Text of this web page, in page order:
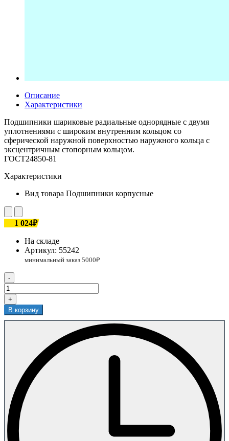
Описание
Характеристики
Подшипники шариковые радиальные однорядные с двумя
уплотнениями с широким внутренним кольцом со
сферической наружной поверхностью наружного кольца с
эксцентричным стопорным кольцом.
ГОСТ24850-81
Характеристики
Вид товара Подшипники корпусные
1 024₽
На складе
Артикул: 55242
-
+
В корзину